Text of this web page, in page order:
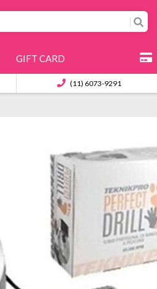
GIFT CARD
(11) 6073-9291